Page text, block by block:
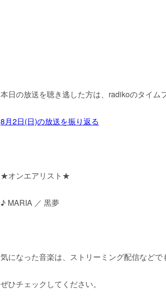
本日の放送を聴き逃した方は、radikoのタイム
8月2日(日)の放送を振り返る
★オンエアリスト★
♪ MARIA ／ 黒夢
気になった音楽は、ストリーミング配信などで
ぜひチェックしてください。